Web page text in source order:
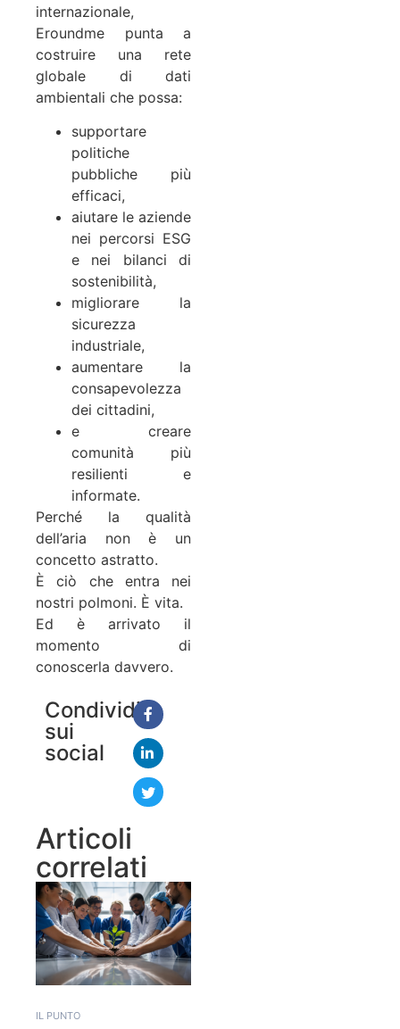
internazionale,
Eroundme punta a
costruire una rete
globale di dati
ambientali che possa:
supportare
politiche
pubbliche più
efficaci,
aiutare le aziende
nei percorsi ESG
e nei bilanci di
sostenibilità,
migliorare la
sicurezza
industriale,
aumentare la
consapevolezza
dei cittadini,
e creare
comunità più
resilienti e
informate.
Perché la qualità
dell’aria non è un
concetto astratto.
È ciò che entra nei
nostri polmoni. È vita.
Ed è arrivato il
momento di
conoscerla davvero.
Condividi
sui
social
Articoli
correlati
IL PUNTO